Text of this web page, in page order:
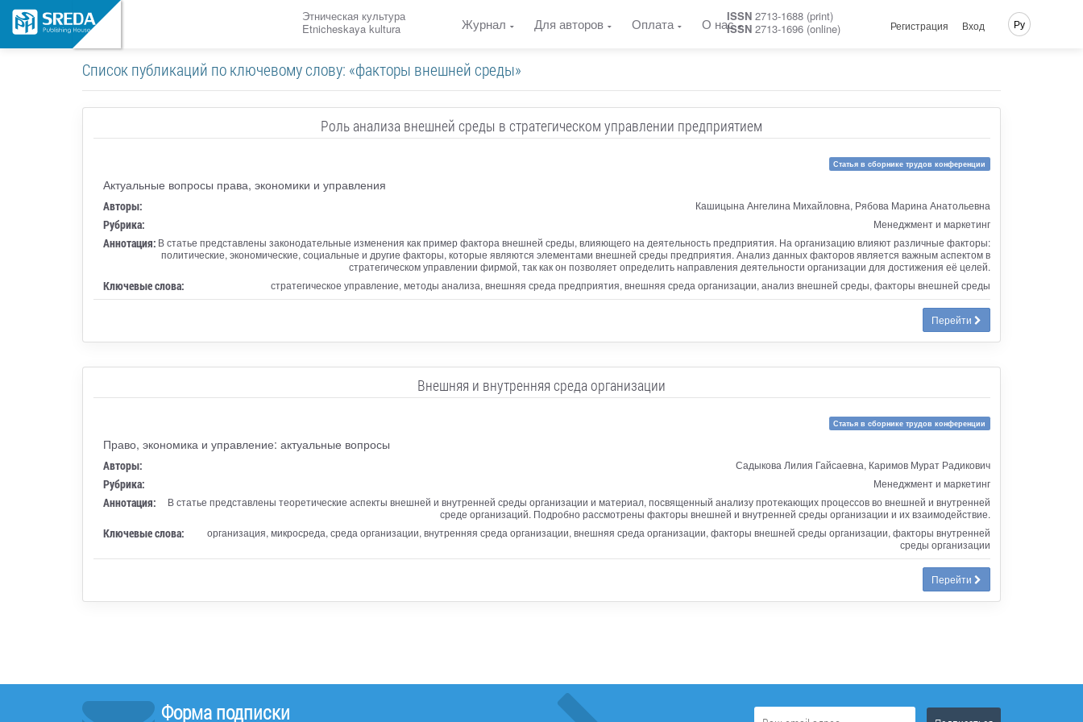
Этническая культура
Etnicheskaya kultura
Журнал Для авторов Оплата О насISSN 2713-1688 (print)
ISSN 2713-1696 (online) Регистрация Вход Ру
Список публикаций по ключевому слову: «факторы внешней среды»
Роль анализа внешней среды в стратегическом управлении предприятием
Статья в сборнике трудов конференции
Актуальные вопросы права, экономики и управления
Авторы: Кашицына Ангелина Михайловна, Рябова Марина Анатольевна
Рубрика: Менеджмент и маркетинг
Аннотация: В статье представлены законодательные изменения как пример фактора внешней среды, влияющего на деятельность предприятия. На организацию влияют различные факторы:
политические, экономические, социальные и другие факторы, которые являются элементами внешней среды предприятия. Анализ данных факторов является важным аспектом в
стратегическом управлении фирмой, так как он позволяет определить направления деятельности организации для достижения её целей.
Ключевые слова: стратегическое управление, методы анализа, внешняя среда предприятия, внешняя среда организации, анализ внешней среды, факторы внешней среды
Перейти
Внешняя и внутренняя среда организации
Статья в сборнике трудов конференции
Право, экономика и управление: актуальные вопросы
Авторы: Садыкова Лилия Гайсаевна, Каримов Мурат Радикович
Рубрика: Менеджмент и маркетинг
Аннотация:
В статье представлены теоретические аспекты внешней и внутренней среды организации и материал, посвященный анализу протекающих процессов во внешней и внутренней
среде организаций. Подробно рассмотрены факторы внешней и внутренней среды организации и их взаимодействие.
Ключевые слова:
организация, микросреда, среда организации, внутренняя среда организации, внешняя среда организации, факторы внешней среды организации, факторы внутренней
среды организации
Перейти
Форма подписки